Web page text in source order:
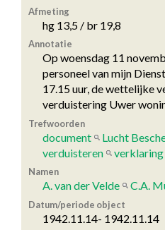
Afmeting
hg 13,5 / br 19,8
Annotatie
Op woensdag 11
personeel van mijn
17.15 uur, de wettelijke
verduistering Uwer
Trefwoorden
document
Lucht
verduisteren
verklaring
Namen
A. van der Velde C.A.
Datum/periode object
1942.11.14- 1942.11.14